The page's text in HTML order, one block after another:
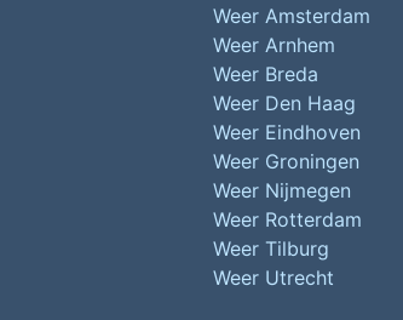
Weer Amsterdam
Weer Arnhem
Weer Breda
Weer Den Haag
Weer Eindhoven
Weer Groningen
Weer Nijmegen
Weer Rotterdam
Weer Tilburg
Weer Utrecht